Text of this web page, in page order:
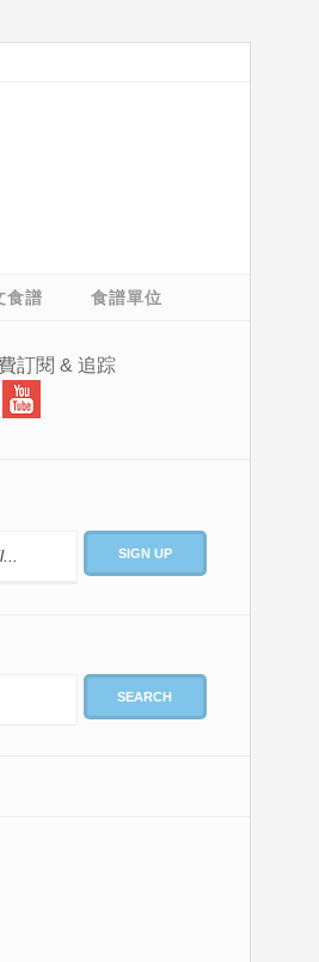
食譜 食譜單位
訂閱 & 追踪
SEARCH